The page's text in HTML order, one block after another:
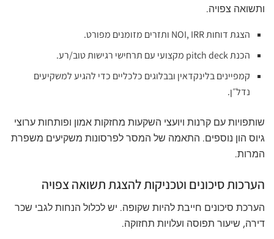
ותשואה צפויה.
הצגת דוחות NOI, IRR ותזרים מזומנים מפורט.
הכנת pitch deck מקצועי עם תרחישי רגישות טוב/רע.
קמפיינים בלינקדאין ובבלוגים כלכליים כדי להגיע למשקיעים
נדל״ן.
שותפויות עם קרנות ויועצי השקעות מחזקות אמון ופותחות ערוצי
גיוס הון נוספים. התאמה של המסר לפרסונות משקיעים משפרת
המרות.
הערכות סיכונים וטכניקות להצגת תשואה צפויה
הערכת סיכונים חייבת להיות שקופה. יש לכלול הנחות לגבי שכר
דירה, שיעור תפוסה ועלויות תחזוקה.